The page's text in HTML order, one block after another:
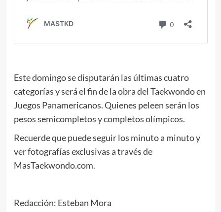
Este domingo se disputarán las últimas cuatro
categorías y será el fin de la obra del Taekwondo en
Juegos Panamericanos. Quienes peleen serán los
pesos semicompletos y completos olímpicos.
Recuerde que puede seguir los minuto a minuto y
ver fotografías exclusivas a través de
MasTaekwondo.com.
Redacción: Esteban Mora